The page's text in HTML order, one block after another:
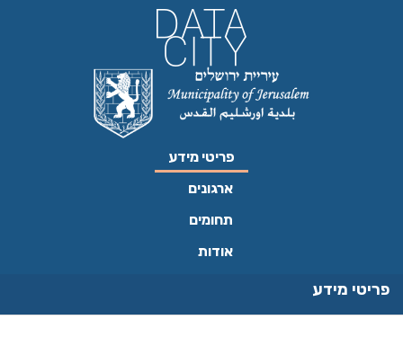
פריטי מידע
ארגונים
תחומים
אודות
פריטי מידע